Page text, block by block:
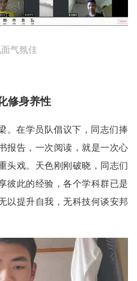
面气氛佳
修身养性
。在学员队倡议下，同志们捧
报告，一次阅读，就是一次心
头戏。天色刚刚破晓，同志们
彼此的经验，各个学科群已是
以提升自我，无科技何谈安邦